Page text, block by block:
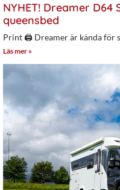
NYHET! Dreamer D64
queensbed
Print 🖨 Dreamer är kända för
Läs mer »